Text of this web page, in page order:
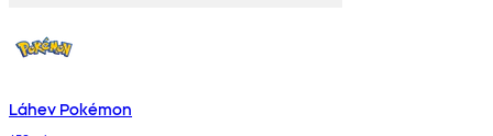
Láhev Pokémon